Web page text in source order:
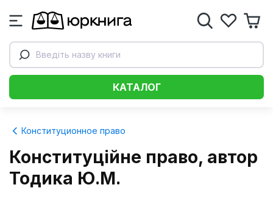
Введіть назву книги
КАТАЛОГ
Конституционное право
Конституційне право, автор
Тодика Ю.М.